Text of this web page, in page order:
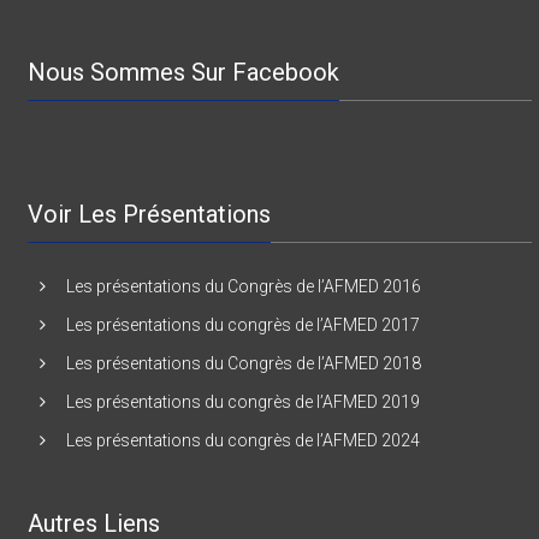
Nous Sommes Sur Facebook
Voir Les Présentations
Les présentations du Congrès de l’AFMED 2016
Les présentations du congrès de l’AFMED 2017
Les présentations du Congrès de l’AFMED 2018
Les présentations du congrès de l’AFMED 2019
Les présentations du congrès de l’AFMED 2024
Autres Liens